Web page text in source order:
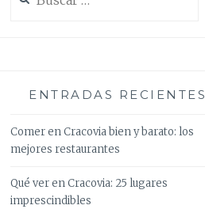
ENTRADAS RECIENTES
Comer en Cracovia bien y barato: los
mejores restaurantes
Qué ver en Cracovia: 25 lugares
imprescindibles